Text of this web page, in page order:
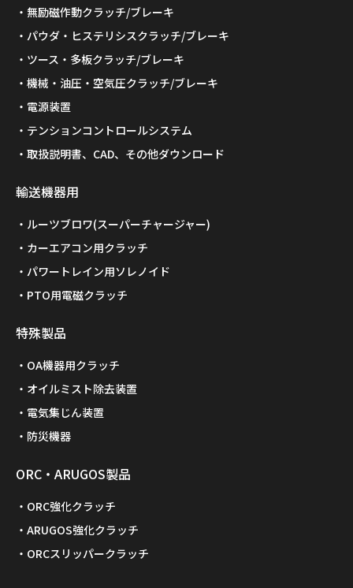
無励磁作動クラッチ/ブレーキ
パウダ・ヒステリシスクラッチ/ブレーキ
ツース・多板クラッチ/ブレーキ
機械・油圧・空気圧クラッチ/ブレーキ
電源装置
テンションコントロールシステム
取扱説明書、CAD、その他ダウンロード
輸送機器用
ルーツブロワ(スーパーチャージャー)
カーエアコン用クラッチ
パワートレイン用ソレノイド
PTO用電磁クラッチ
特殊製品
OA機器用クラッチ
オイルミスト除去装置
電気集じん装置
防災機器
ORC・ARUGOS製品
ORC強化クラッチ
ARUGOS強化クラッチ
ORCスリッパークラッチ